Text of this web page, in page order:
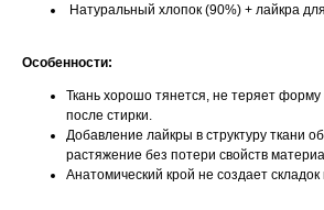
Натуральный хлопок (90%) + лайкра
Особенности:
Ткань хорошо тянется, не теряет
после стирки.
Добавление лайкры в структуру ткани
растяжение без потери свойств
Анатомический крой не создает складок